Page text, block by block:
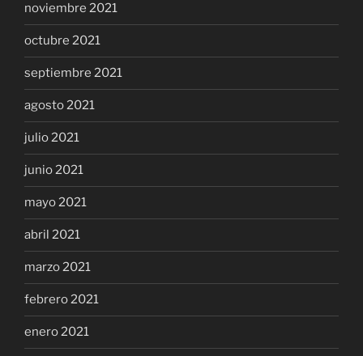
noviembre 2021
octubre 2021
septiembre 2021
agosto 2021
julio 2021
junio 2021
mayo 2021
abril 2021
marzo 2021
febrero 2021
enero 2021